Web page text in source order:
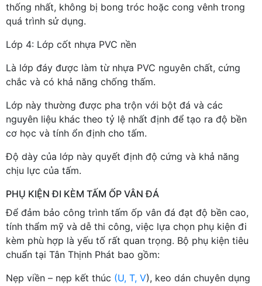
thống nhất, không bị bong tróc hoặc cong vênh trong
quá trình sử dụng.
Lớp 4: Lớp cốt nhựa PVC nền
Là lớp đáy được làm từ nhựa PVC nguyên chất, cứng
chắc và có khả năng chống thấm.
Lớp này thường được pha trộn với bột đá và các
nguyên liệu khác theo tỷ lệ nhất định để tạo ra độ bền
cơ học và tính ổn định cho tấm.
Độ dày của lớp này quyết định độ cứng và khả năng
chịu lực của tấm.
PHỤ KIỆN ĐI KÈM TẤM ỐP VÂN ĐÁ
Để đảm bảo công trình tấm ốp vân đá đạt độ bền cao,
tính thẩm mỹ và dễ thi công, việc lựa chọn phụ kiện đi
kèm phù hợp là yếu tố rất quan trọng. Bộ phụ kiện tiêu
chuẩn tại Tân Thịnh Phát bao gồm:
Nẹp viền – nẹp kết thúc (U, T, V), keo dán chuyên dụng